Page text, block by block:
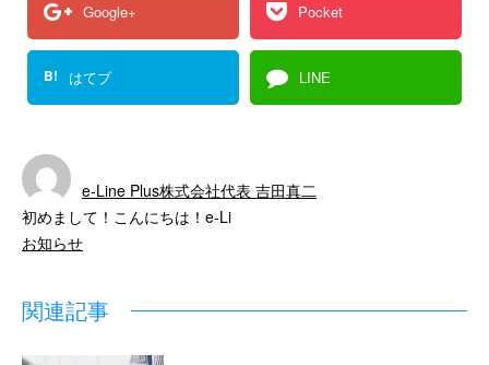
Google+ Pocket
B! はてブ LINE
e-Line Plus株式会社代表 吉田真二
初めまして！こんにちは！e-Li
お知らせ
関連記事